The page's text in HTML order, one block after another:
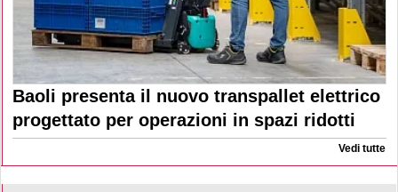
Baoli presenta il nuovo transpallet elettrico
progettato per operazioni in spazi ridotti
Vedi tutte